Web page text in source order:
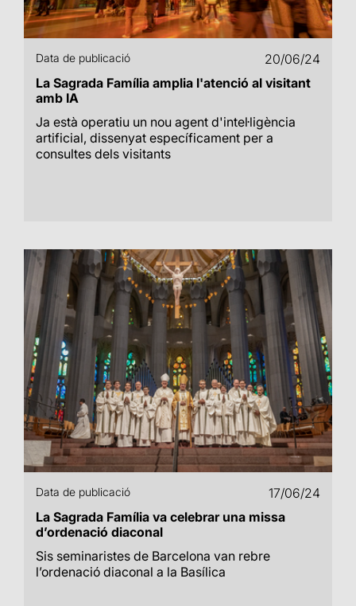
Data de publicació
20/06/24
La Sagrada Família amplia l'atenció al visitant
amb IA
Ja està operatiu un nou agent d'intel·ligència
artificial, dissenyat específicament per a
consultes dels visitants
Data de publicació
17/06/24
La Sagrada Família va celebrar una missa
d’ordenació diaconal
Sis seminaristes de Barcelona van rebre
l’ordenació diaconal a la Basílica